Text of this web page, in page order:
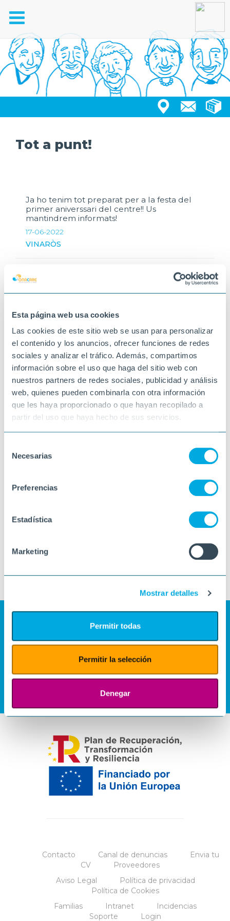
Esta página web usa cookies
Las cookies de este sitio web se usan para personalizar
el contenido y los anuncios, ofrecer funciones de redes
sociales y analizar el tráfico. Además, compartimos
información sobre el uso que haga del sitio web con
nuestros partners de redes sociales, publicidad y análisis
web, quienes pueden combinarla con otra información
que les haya proporcionado o que hayan recopilado a
partir del uso que haya hecho de sus servicios.
Necesarias
Preferencias
Estadística
Marketing
Mostrar detalles
Permitir todas
Permitir la selección
Denegar
Toggle
navigation
Tot a punt!
Ja ho tenim tot preparat per a la festa del
primer aniverssari del centre!! Us
mantindrem informats!
17-06-2022
VINARÒS
Contacto Canal de denuncias
Envia tu
CV
Proveedores
Aviso Legal
Política de privacidad
Política de Cookies
Familias
Intranet
Incidencias
Soporte
Login